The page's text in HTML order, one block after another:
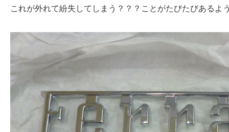
これが外れて紛失してしまう？？？ことがたびたびあるよ